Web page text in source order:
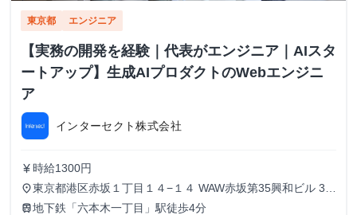
東京都 エンジニア
【実務の開発を経験｜代表がエンジニア｜AIスタ
ートアップ】生成AIプロダクトのWebエンジニ
ア
インターセクト株式会社
currency_yen 時給1300円
place東京都港区赤坂１丁目１４−１４ WAW赤坂第35興和ビル 3階
318号室
train地下鉄「六本木一丁目」駅徒歩4分